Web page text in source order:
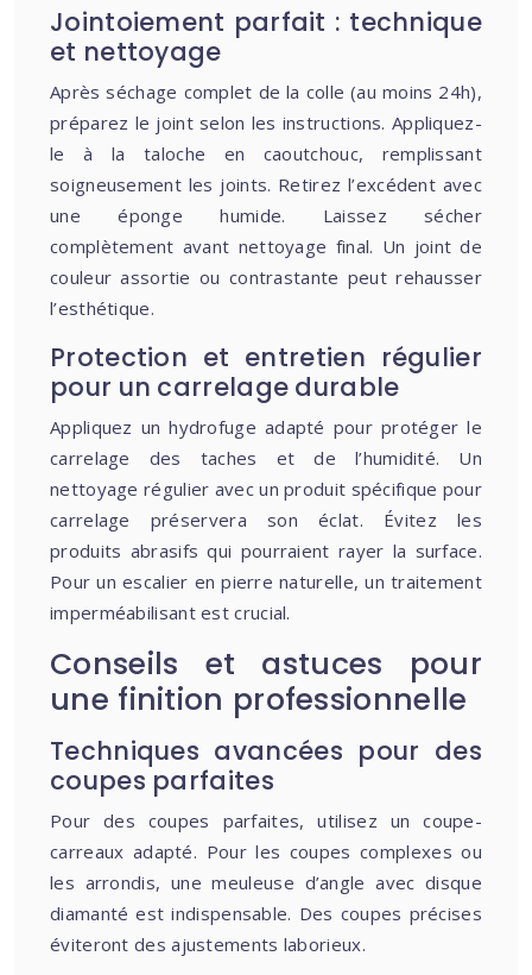
Jointoiement parfait : technique
et nettoyage
Après séchage complet de la colle (au moins 24h),
préparez le joint selon les instructions. Appliquez-
le à la taloche en caoutchouc, remplissant
soigneusement les joints. Retirez l’excédent avec
une éponge humide. Laissez sécher
complètement avant nettoyage final. Un joint de
couleur assortie ou contrastante peut rehausser
l’esthétique.
Protection et entretien régulier
pour un carrelage durable
Appliquez un hydrofuge adapté pour protéger le
carrelage des taches et de l’humidité. Un
nettoyage régulier avec un produit spécifique pour
carrelage préservera son éclat. Évitez les
produits abrasifs qui pourraient rayer la surface.
Pour un escalier en pierre naturelle, un traitement
imperméabilisant est crucial.
Conseils et astuces pour
une finition professionnelle
Techniques avancées pour des
coupes parfaites
Pour des coupes parfaites, utilisez un coupe-
carreaux adapté. Pour les coupes complexes ou
les arrondis, une meuleuse d’angle avec disque
diamanté est indispensable. Des coupes précises
éviteront des ajustements laborieux.